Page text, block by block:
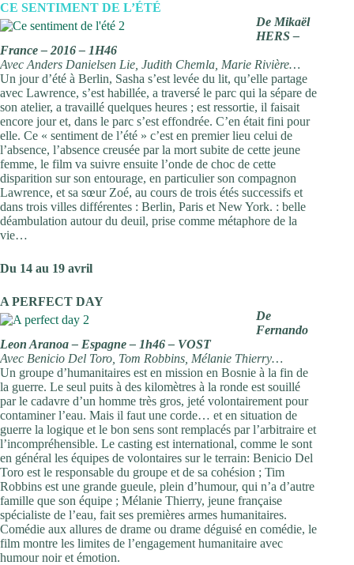
CE SENTIMENT DE L’ÉTÉ
De Mikaël
HERS –
France – 2016 – 1H46
Avec Anders Danielsen Lie, Judith Chemla, Marie Rivière…
Un jour d’été à Berlin, Sasha s’est levée du lit, qu’elle partage
avec Lawrence, s’est habillée, a traversé le parc qui la sépare de
son atelier, a travaillé quelques heures ; est ressortie, il faisait
encore jour et, dans le parc s’est effondrée. C’en était fini pour
elle. Ce « sentiment de l’été » c’est en premier lieu celui de
l’absence, l’absence creusée par la mort subite de cette jeune
femme, le film va suivre ensuite l’onde de choc de cette
disparition sur son entourage, en particulier son compagnon
Lawrence, et sa sœur Zoé, au cours de trois étés successifs et
dans trois villes différentes : Berlin, Paris et New York. : belle
déambulation autour du deuil, prise comme métaphore de la
vie…
Du 14 au 19 avril
A PERFECT DAY
De
Fernando
Leon Aranoa – Espagne – 1h46 – VOST
Avec Benicio Del Toro, Tom Robbins, Mélanie Thierry…
Un groupe d’humanitaires est en mission en Bosnie à la fin de
la guerre. Le seul puits à des kilomètres à la ronde est souillé
par le cadavre d’un homme très gros, jeté volontairement pour
contaminer l’eau. Mais il faut une corde… et en situation de
guerre la logique et le bon sens sont remplacés par l’arbitraire et
l’incompréhensible. Le casting est international, comme le sont
en général les équipes de volontaires sur le terrain: Benicio Del
Toro est le responsable du groupe et de sa cohésion ; Tim
Robbins est une grande gueule, plein d’humour, qui n’a d’autre
famille que son équipe ; Mélanie Thierry, jeune française
spécialiste de l’eau, fait ses premières armes humanitaires.
Comédie aux allures de drame ou drame déguisé en comédie, le
film montre les limites de l’engagement humanitaire avec
humour noir et émotion.